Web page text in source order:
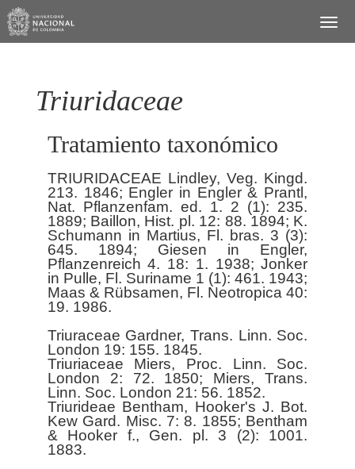
Triuridaceae
Tratamiento taxonómico
TRIURIDACEAE Lindley, Veg. Kingd.
213. 1846; Engler in Engler & Prantl,
Nat. Pflanzenfam. ed. 1. 2 (1): 235.
1889; Baillon, Hist. pl. 12: 88. 1894; K.
Schumann in Martius, Fl. bras. 3 (3):
645. 1894; Giesen in Engler,
Pflanzenreich 4. 18: 1. 1938; Jonker
in Pulle, Fl. Suriname 1 (1): 461. 1943;
Maas & Rübsamen, Fl. Neotropica 40:
19. 1986.
Triuraceae Gardner, Trans. Linn. Soc.
London 19: 155. 1845.
Triuriaceae Miers, Proc. Linn. Soc.
London 2: 72. 1850; Miers, Trans.
Linn. Soc. London 21: 56. 1852.
Triurideae Bentham, Hooker's J. Bot.
Kew Gard. Misc. 7: 8. 1855; Bentham
& Hooker f., Gen. pl. 3 (2): 1001.
1883.